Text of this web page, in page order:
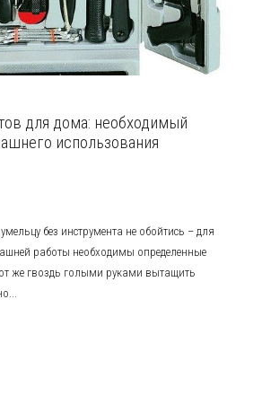
для дома: необходимый
использования
без инструмента не обойтись – для
работы необходимы определенные
же гвоздь голыми руками вытащить